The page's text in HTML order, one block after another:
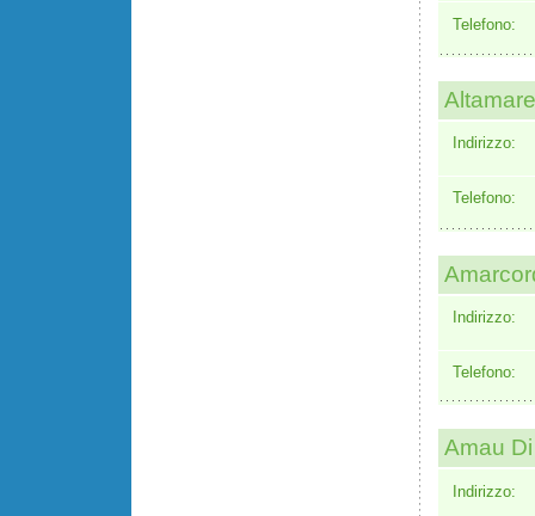
Telefono:
Indirizzo:
Telefono:
Indirizzo:
Telefono:
Amau
Indirizzo: